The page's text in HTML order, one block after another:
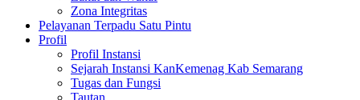
Zona Integritas
Pelayanan Terpadu Satu Pintu
Profil
Profil Instansi
Sejarah Instansi KanKemenag Kab Semarang
Tugas dan Fungsi
Tautan